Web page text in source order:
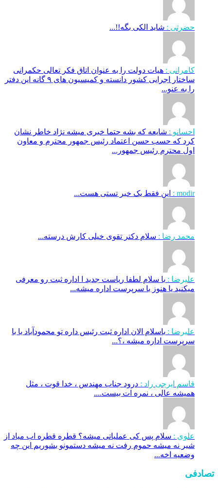
حضرتی : شاید الکی بگه!!...
کامرانی : هیات دولت را به عنوان اتاق فکر تعالی حکمرانی
ساختار اجرایی کشور دانسته و کمیسیون های ۹ گانه این دفتر
را به عنو...
احسانو : شایعه که بشه حتما خبری میشه نژاد خاطر نشان
کرد که حسب حسن اعتماد رئیس جمهور محترم و معاون
اول محترم رئیس جمهور...
modir : این فقط یک خبر تستی هست...
محمد رضا : سلام دکتر تقوی خیلی کارش درسته...
علیرضا : با سلام لطفا ریاست جدید ا اداره ثبت‌ رو معرفی
میکنید یا هنوز با سرپرست اداره‌ میشه...
علیرضا : باسلام الان اداره ثبت رئیس داره تو محمودآباد یا با
سرپرست اداره میشه ،؟...
قاسم ایرجی راد : درود جناب مهندس ، خدا قوت ، مثل
همیشه عالی ، نمره ات بیست....
علوی : سلام پس کی عملیاتی میشه؟ قطره قطره اب میاد از
شیر نه میشه حموم رفت نه میشه دستمونو بشوریم این چه
وضعیه اخه...
تصادفی